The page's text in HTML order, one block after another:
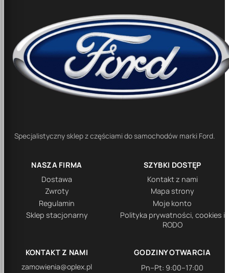
Specjalistyczny sklep z częściami do samochodów marki Ford.
NASZA FIRMA
Dostawa
Zwroty
Regulamin
Sklep stacjonarny
SZYBKI DOSTĘP
Kontakt z nami
Mapa strony
Moje konto
Polityka prywatności, cookies i
RODO
KONTAKT Z NAMI
zamowienia@oplex.pl
GODZINY OTWARCIA
Pn–Pt: 9:00–17:00